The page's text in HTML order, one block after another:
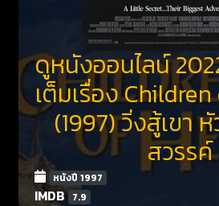
ดูหนังออนไลน์
เต็มเรื่อง
(1997) วิ่งสู้เขา
สวรรค์
หนังปี 1997
IMDB 7.9